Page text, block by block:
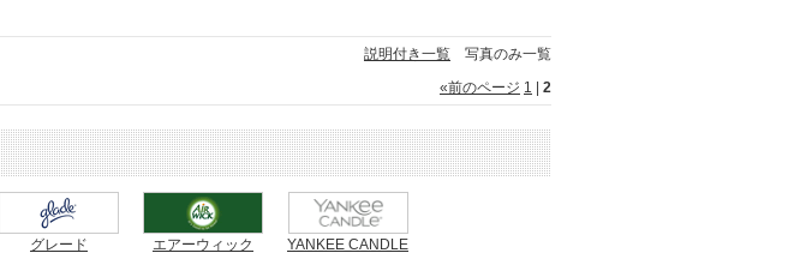
説明付き一覧 写真のみ一覧
«前のページ 1 2
グレード エアーウィック YANKEE CANDLE